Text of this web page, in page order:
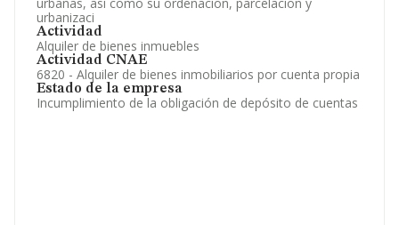
urbanizaci
Actividad
Alquiler de bienes inmuebles
Actividad CNAE
6820 - Alquiler de bienes inmobiliarios por cuenta propia
Estado de la empresa
Incumplimiento de la obligación de depósito de cuentas